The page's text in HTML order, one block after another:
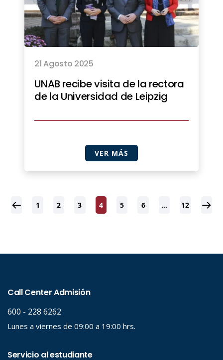
21 Agosto 2025
UNAB recibe visita de la rectora
de la Universidad de Leipzig
VER MÁS
1 2 3 4 5 6 … 12